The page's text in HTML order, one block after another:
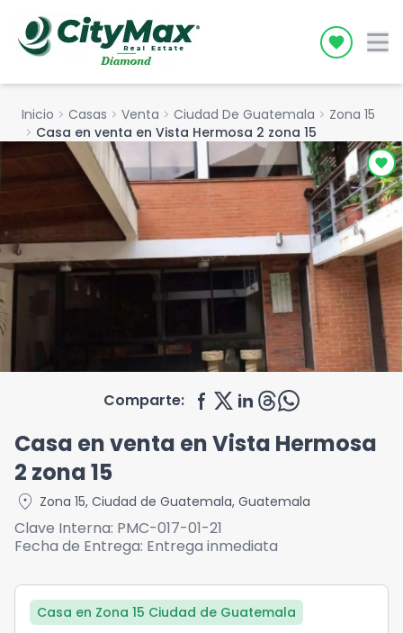
Icon
Inicio chevron_right Casas chevron_right Venta chevron_right Ciudad De Guatemala chevron_right Zona 15
chevron_right Casa en venta en Vista Hermosa 2 zona 15
Comparte:
Casa en venta en Vista Hermosa
2 zona 15
location_on Zona 15, Ciudad de Guatemala, Guatemala
Clave Interna: PMC-017-01-21
Fecha de Entrega: Entrega inmediata
Casa en Zona 15 Ciudad de Guatemala